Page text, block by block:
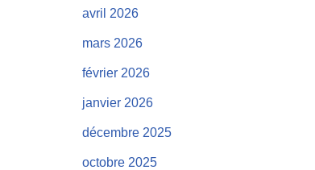
avril 2026
mars 2026
février 2026
janvier 2026
décembre 2025
octobre 2025